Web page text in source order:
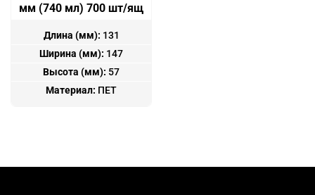
мм (740 мл) 700 шт/ящ
Длина (мм): 131
Ширина (мм): 147
Высота (мм): 57
Материал: ПЕТ